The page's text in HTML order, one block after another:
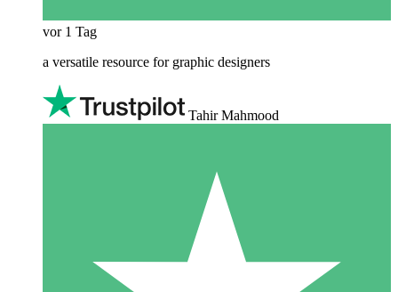
vor 1 Tag
a versatile resource for graphic designers
Tahir Mahmood